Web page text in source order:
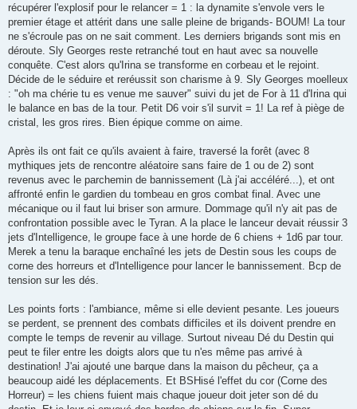
récupérer l'explosif pour le relancer = 1 : la dynamite s'envole vers le
premier étage et attérit dans une salle pleine de brigands- BOUM! La tour
ne s'écroule pas on ne sait comment. Les derniers brigands sont mis en
déroute. Sly Georges reste retranché tout en haut avec sa nouvelle
conquête. C'est alors qu'Irina se transforme en corbeau et le rejoint.
Décide de le séduire et reréussit son charisme à 9. Sly Georges moelleux
: "oh ma chérie tu es venue me sauver" suivi du jet de For à 11 d'Irina qui
le balance en bas de la tour. Petit D6 voir s'il survit = 1! La ref à piège de
cristal, les gros rires. Bien épique comme on aime.
Après ils ont fait ce qu'ils avaient à faire, traversé la forêt (avec 8
mythiques jets de rencontre aléatoire sans faire de 1 ou de 2) sont
revenus avec le parchemin de bannissement (Là j'ai accéléré...), et ont
affronté enfin le gardien du tombeau en gros combat final. Avec une
mécanique ou il faut lui briser son armure. Dommage qu'il n'y ait pas de
confrontation possible avec le Tyran. A la place le lanceur devait réussir 3
jets d'Intelligence, le groupe face à une horde de 6 chiens + 1d6 par tour.
Merek a tenu la baraque enchaîné les jets de Destin sous les coups de
corne des horreurs et d'Intelligence pour lancer le bannissement. Bcp de
tension sur les dés.
Les points forts : l'ambiance, même si elle devient pesante. Les joueurs
se perdent, se prennent des combats difficiles et ils doivent prendre en
compte le temps de revenir au village. Surtout niveau Dé du Destin qui
peut te filer entre les doigts alors que tu n'es même pas arrivé à
destination! J'ai ajouté une barque dans la maison du pêcheur, ça a
beaucoup aidé les déplacements. Et BSHisé l'effet du cor (Corne des
Horreur) = les chiens fuient mais chaque joueur doit jeter son dé du